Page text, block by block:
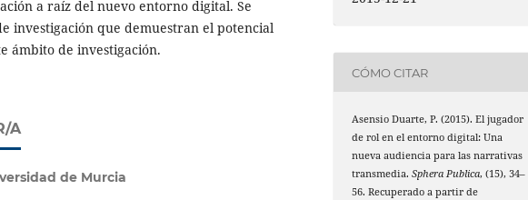
a raíz del nuevo entorno digital. Se
investigación que demuestran el potencial
ámbito de investigación.
A
de Murcia
CÓMO CITAR
Asensio Duarte, P. (2015). El jugador
de rol en el entorno digital: Una
nueva audiencia para las narrativas
transmedia.Sphera Publica, (15), 34–
56. Recuperado a partir de